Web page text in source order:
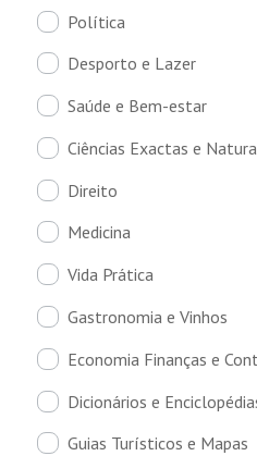
Política
Desporto e Lazer
Saúde e Bem-estar
Ciências Exactas e
Direito
Medicina
Vida Prática
Gastronomia e Vinhos
Economia Finanças e
Dicionários e
Guias Turísticos e Mapas